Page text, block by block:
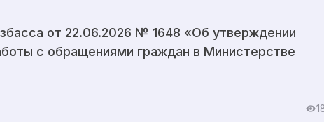
от 22.06.2026 № 1648 «Об утверждении
с обращениями граждан в Министерстве